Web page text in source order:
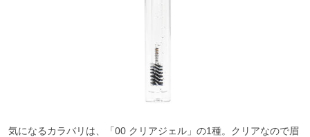
気になるカラバリは、「00 クリアジェル」の1種。クリアなので眉